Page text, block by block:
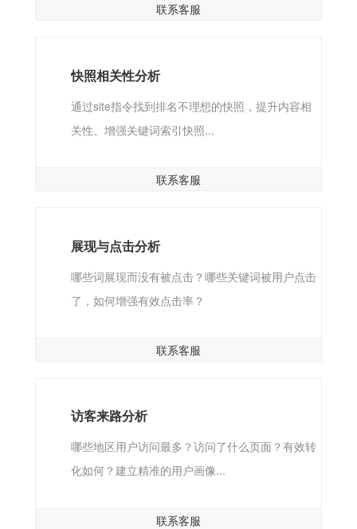
联系客服
快照相关性分析
通过site指令找到排名不理想的快照，提升内容相
关性、增强关键词索引快照...
联系客服
展现与点击分析
哪些词展现而没有被点击？哪些关键词被用户点击
了，如何增强有效点击率？
联系客服
访客来路分析
哪些地区用户访问最多？访问了什么页面？有效转
化如何？建立精准的用户画像...
联系客服